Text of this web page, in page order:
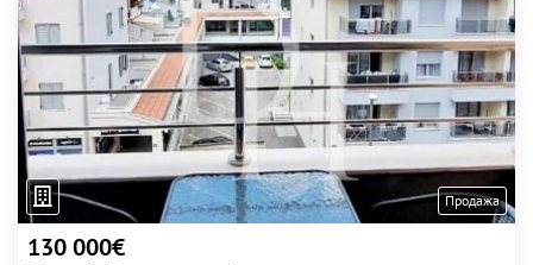
Продажа
130 000€